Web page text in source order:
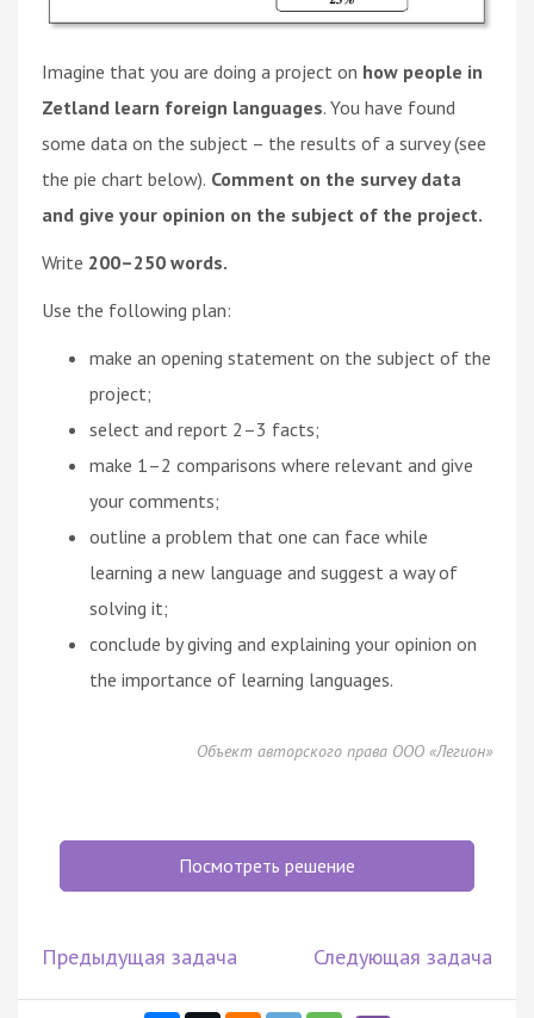
Imagine that you are doing a project on how people in
Zetland learn foreign languages. You have found
some data on the subject – the results of a survey (see
the pie chart below). Comment on the survey data
and give your opinion on the subject of the project.
Write 200–250 words.
Use the following plan:
make an opening statement on the subject of the
project;
select and report 2–3 facts;
make 1–2 comparisons where relevant and give
your comments;
outline a problem that one can face while
learning a new language and suggest a way of
solving it;
conclude by giving and explaining your opinion on
the importance of learning languages.
Объект авторского права ООО «Легион»
Посмотреть решение
Предыдущая задача Следующая задача